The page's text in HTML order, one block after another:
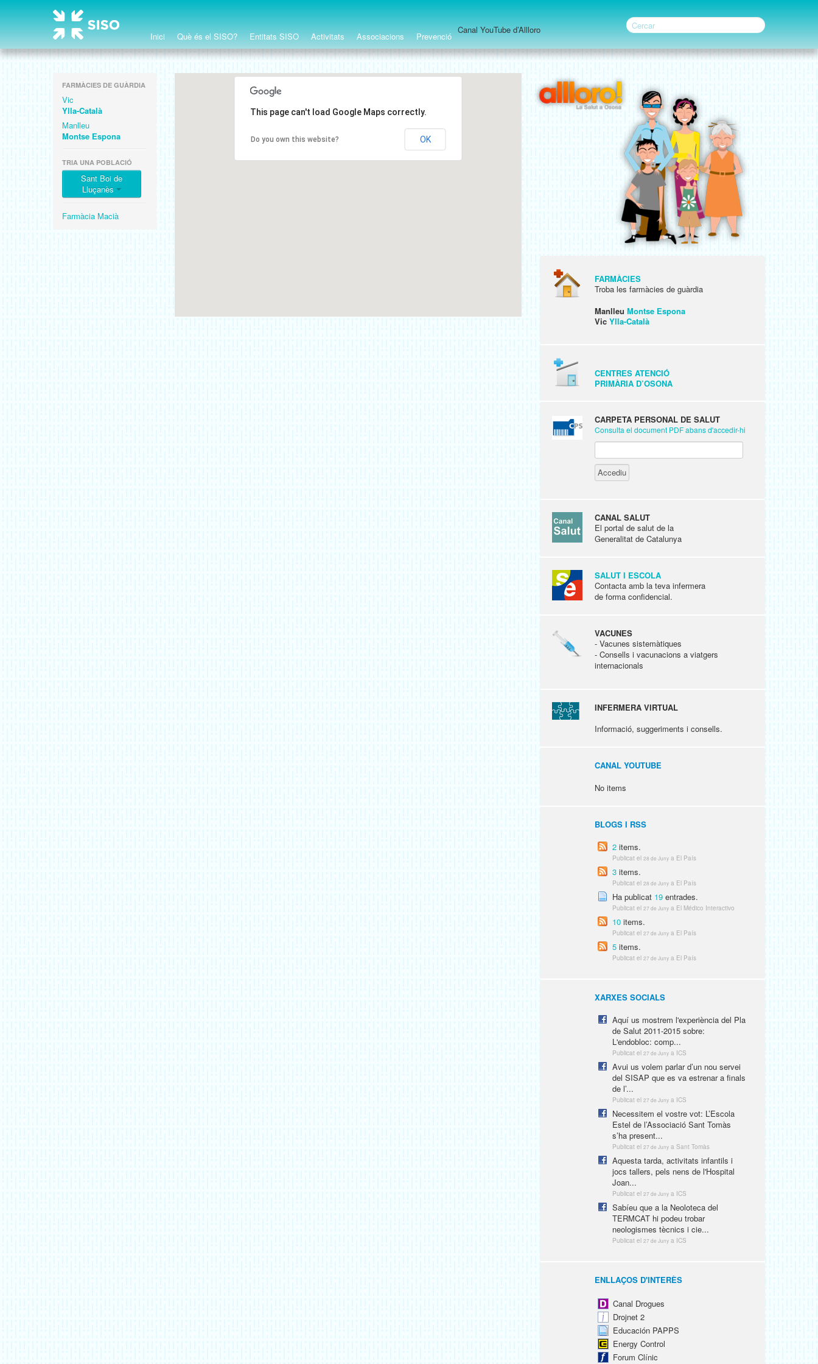
Inici Què és el SISO? Entitats SISO Activitats Associacions Prevenció
Canal YouTube d’Allloro
FARMÀCIES DE GUÀRDIA
Vic
Ylla-Català
Manlleu
Montse Espona
TRIA UNA POBLACIÓ
Sant Boi de
Lluçanès
Farmàcia Macià
This page can't load Google Maps correctly.
Do you own this website? OK
FARMÀCIES
Troba les farmàcies de guàrdia
Manlleu Montse Espona
Vic Ylla-Català
CENTRES ATENCIÓ
PRIMÀRIA D’OSONA
CARPETA PERSONAL DE SALUT
Consulta el document PDF abans d'accedir-hi
CANAL SALUT
El portal de salut de la
Generalitat de Catalunya
SALUT I ESCOLA
Contacta amb la teva infermera
de forma confidencial.
VACUNES
- Vacunes sistemàtiques
- Consells i vacunacions a viatgers
internacionals
INFERMERA VIRTUAL
Informació, suggeriments i consells.
CANAL YOUTUBE
No items
BLOGS I RSS
2 items.
Publicat el 28 de Juny a El País
3 items.
Publicat el 28 de Juny a El País
Ha publicat 19 entrades.
Publicat el 27 de Juny a El Médico Interactivo
10 items.
Publicat el 27 de Juny a El País
5 items.
Publicat el 27 de Juny a El País
XARXES SOCIALS
Aquí us mostrem l'experiència del Pla
de Salut 2011-2015 sobre:
L'endobloc: comp...
Publicat el 27 de Juny a ICS
Avui us volem parlar d’un nou servei
del SISAP que es va estrenar a finals
de l’...
Publicat el 27 de Juny a ICS
Necessitem el vostre vot: L’Escola
Estel de l’Associació Sant Tomàs
s’ha present...
Publicat el 27 de Juny a Sant Tomàs
Aquesta tarda, activitats infantils i
jocs tallers, pels nens de l'Hospital
Joan...
Publicat el 27 de Juny a ICS
Sabíeu que a la Neoloteca del
TERMCAT hi podeu trobar
neologismes tècnics i cie...
Publicat el 27 de Juny a ICS
ENLLAÇOS D'INTERÈS
Canal Drogues
Drojnet 2
Educación PAPPS
Energy Control
Forum Clínic